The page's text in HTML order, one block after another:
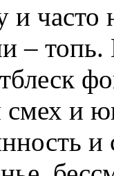
часто
–
и